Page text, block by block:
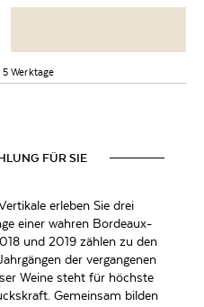
Werktage
FÜR SIE
erleben Sie drei
einer wahren Bordeaux-
und 2019 zählen zu den
der vergangenen
Weine steht für höchste
Gemeinsam bilden